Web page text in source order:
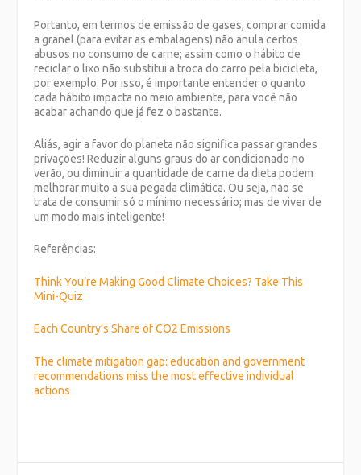
Portanto, em termos de emissão de gases, comprar comida
a granel (para evitar as embalagens) não anula certos
abusos no consumo de carne; assim como o hábito de
reciclar o lixo não substitui a troca do carro pela bicicleta,
por exemplo. Por isso, é importante entender o quanto
cada hábito impacta no meio ambiente, para você não
acabar achando que já fez o bastante.
Aliás, agir a favor do planeta não significa passar grandes
privações! Reduzir alguns graus do ar condicionado no
verão, ou diminuir a quantidade de carne da dieta podem
melhorar muito a sua pegada climática. Ou seja, não se
trata de consumir só o mínimo necessário; mas de viver de
um modo mais inteligente!
Referências:
Think You’re Making Good Climate Choices? Take This
Mini-Quiz
Each Country’s Share of CO2 Emissions
The climate mitigation gap: education and government
recommendations miss the most effective individual
actions